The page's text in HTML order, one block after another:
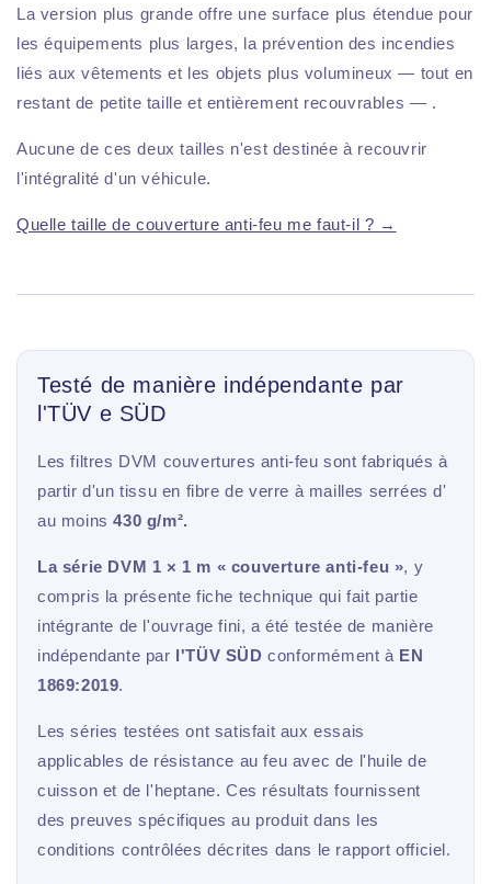
La version plus grande offre une surface plus étendue pour
les équipements plus larges, la prévention des incendies
liés aux vêtements et les objets plus volumineux — tout en
restant de petite taille et entièrement recouvrables — .
Aucune de ces deux tailles n'est destinée à recouvrir
l'intégralité d'un véhicule.
Quelle taille de couverture anti-feu me faut-il ? →
Testé de manière indépendante par
l'TÜV e SÜD
Les filtres DVM couvertures anti-feu sont fabriqués à
partir d'un tissu en fibre de verre à mailles serrées d'
au moins430 g/m².
La série DVM 1 × 1 m « couverture anti-feu », y
compris la présente fiche technique qui fait partie
intégrante de l'ouvrage fini, a été testée de manière
indépendante par l'TÜV SÜD conformément à EN
1869:2019.
Les séries testées ont satisfait aux essais
applicables de résistance au feu avec de l'huile de
cuisson et de l'heptane. Ces résultats fournissent
des preuves spécifiques au produit dans les
conditions contrôlées décrites dans le rapport officiel.